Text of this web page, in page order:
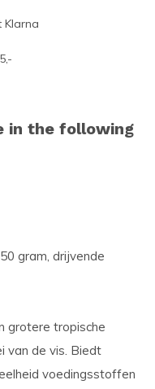
Klarna
in the following
gram, drijvende
grotere tropische
van de vis. Biedt
voedingsstoffen